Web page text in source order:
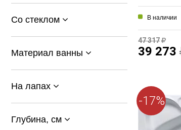
Со стеклом
Материал ванны
На лапах
Глубина, см
В наличии
47 317
39 273
-17%